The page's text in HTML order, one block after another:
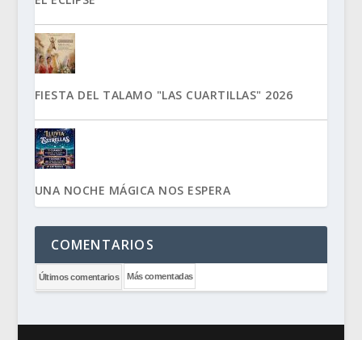
FIESTA DEL TALAMO "LAS CUARTILLAS" 2026
UNA NOCHE MÁGICA NOS ESPERA
COMENTARIOS
Últimos comentarios Más comentadas